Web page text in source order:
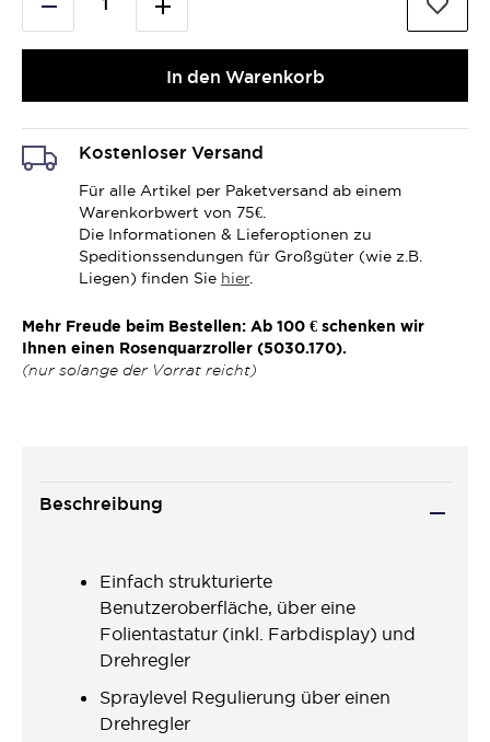
In den Warenkorb
Kostenloser Versand
Für alle Artikel per Paketversand ab einem
Warenkorbwert von 75€.
Die Informationen & Lieferoptionen zu
Speditionssendungen für Großgüter (wie z.B.
Liegen) finden Sie hier.
Mehr Freude beim Bestellen: Ab 100 € schenken wir
Ihnen einen Rosenquarzroller (5030.170).
(nur solange der Vorrat reicht)
Beschreibung
Einfach strukturierte
Benutzeroberfläche, über eine
Folientastatur (inkl. Farbdisplay) und
Drehregler
Spraylevel Regulierung über einen
Drehregler